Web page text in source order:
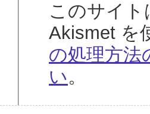
このサイ
Akismet を
の処理方法
い。